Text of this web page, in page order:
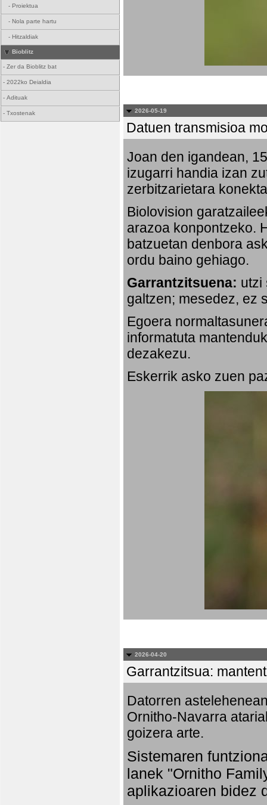
- Proiektua
- Nola parte hartu
- Hitzaldiak
Bioblitz
- Zer da Bioblitz bat
- 2022ko Deialdia
- Adituak
- Txostenak 2026-05-19
Datuen transmisioa
Joan den igandean,
izugarri handia izan
zerbitzarietara
Biolovision
arazoa konpontzeko.
batzuetan denbora
ordu baino gehiago.
Garrantzitsuena: utzi
galtzen; mesedez, ez
Egoera
informatuta
dezakezu.
Eskerrik asko zuen
2026-04-20
Garrantzitsua:
Datorren
Ornitho-Navarra
goizera arte.
Sistemaren
lanek "Ornitho
aplikazioaren bidez